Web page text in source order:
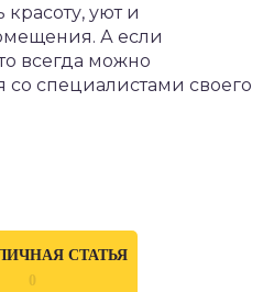
уют и
А если
всегда можно
со специалистами своего
СТАТЬЯ
0